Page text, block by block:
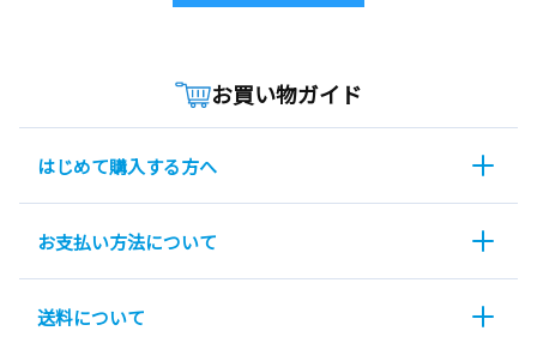
お買い物ガイド
はじめて購入する方へ
お支払い方法について
送料について